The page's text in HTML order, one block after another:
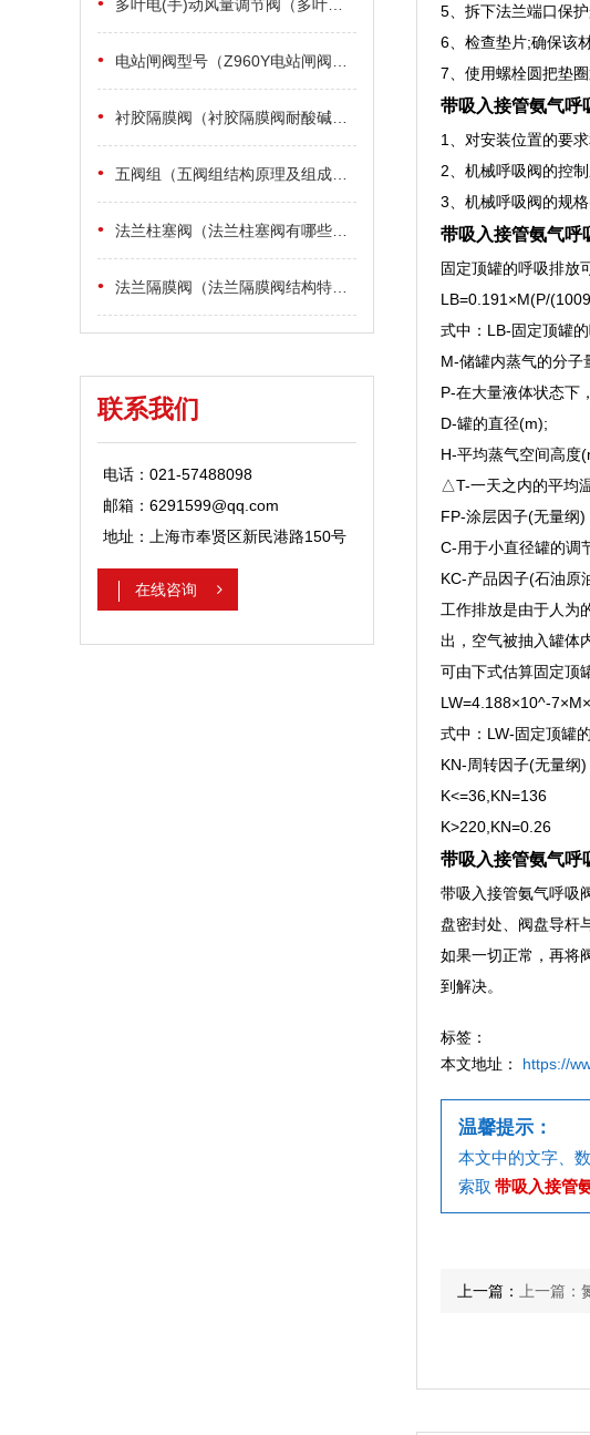
多叶电(手)动风量调节阀（多叶电(手)动风量调节阀适用范围及安装）
• 电站闸阀型号（Z960Y电站闸阀型号P54100V和P54140V 170V分别代表什么）
• 衬胶隔膜阀（衬胶隔膜阀耐酸碱可以选用哪些橡胶）
• 五阀组（五阀组结构原理及组成部分）
• 法兰柱塞阀（法兰柱塞阀有哪些优点）
• 法兰隔膜阀（法兰隔膜阀结构特点及性能参数）
联系我们
电话：021-57488098
邮箱：6291599@qq.com
地址：上海市奉贤区新民港路150号
在线咨询
5、拆下法兰端口保护
6、检查垫片;确保该
7、使用螺栓圆把垫圈
带吸入接管氨气呼
1、对安装位置的要
2、机械呼吸阀的控
3、机械呼吸阀的规
带吸入接管氨气呼
固定顶罐的呼吸排放
LB=0.191×M(P/
式中：LB-固定顶罐
M-储罐内蒸气的分子
P-在大量液体状态下
D-罐的直径(m);
H-平均蒸气空间高度
△T-一天之内的平均
FP-涂层因子(无量纲
C-用于小直径罐的调
KC-产品因子(石油原
工作排放是由于人为
出，空气被抽入罐体
可由下式估算固定顶
LW=4.188×10^-
式中：LW-固定顶罐
KN-周转因子(无量纲
K<=36,KN=136
K>220,KN=0.26
带吸入接管氨气呼
带吸入接管氨气呼吸
盘密封处、阀盘导杆
如果一切正常，再将
到解决。
标签：
本文地址： https://
温馨提示：
本文中的文字、
索取 带吸入接管
上一篇： 上一篇：